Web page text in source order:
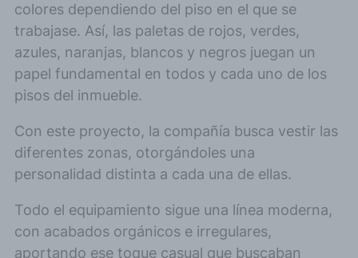
colores dependiendo del piso en el que se
trabajase. Así, las paletas de rojos, verdes,
azules, naranjas, blancos y negros juegan un
papel fundamental en todos y cada uno de los
pisos del inmueble.
Con este proyecto, la compañía busca vestir las
diferentes zonas, otorgándoles una
personalidad distinta a cada una de ellas.
Todo el equipamiento sigue una línea moderna,
con acabados orgánicos e irregulares,
aportando ese toque casual que buscaban